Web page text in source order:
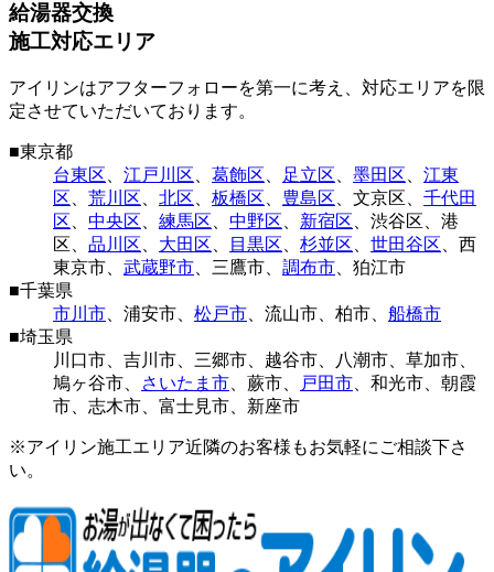
給湯器交換
施工対応エリア
アイリンはアフターフォローを第一に考え、対応エリアを限
定させていただいております。
■東京都
台東区
江戸川区 葛飾区 足立区 墨田区
江東
区
荒川区 北区 板橋区 豊島区 文京区
千代田
区
中央区 練馬区 中野区 新宿区 渋谷区
港
区
品川区 大田区 目黒区 杉並区 世田谷区
西
東京市
武蔵野市 三鷹市 調布市
狛江市
■千葉県
市川市
浦安市 松戸市 流山市 柏市
船橋市
■埼玉県
川口市
吉川市 三郷市 越谷市 八潮市 草加市
鳩ヶ谷市
さいたま市 蕨市 戸田市 和光市
朝霞
市
志木市 富士見市 新座市
※アイリン施工エリア近隣のお客様もお気軽にご相談下さ
い。